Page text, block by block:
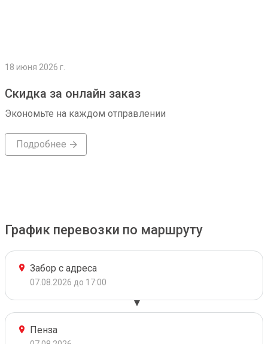
18 июня 2026 г.
Скидка за онлайн заказ
Экономьте на каждом отправлении
Подробнее
График перевозки по маршруту
Забор с адреса
07.08.2026 до 17:00
Пенза